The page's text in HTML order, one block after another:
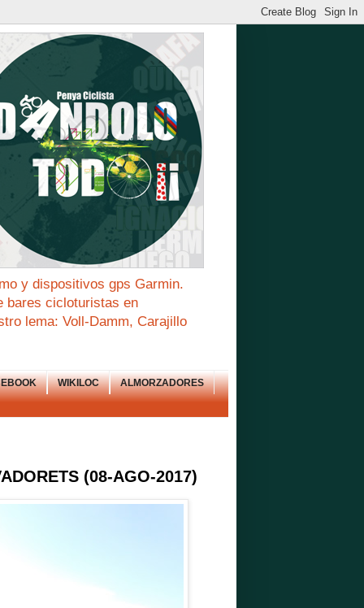
y dispositivos gps Garmin.
bares cicloturistas en
lema: Voll-Damm, Carajillo
WIKILOC ALMORZADORES
(08-AGO-2017)